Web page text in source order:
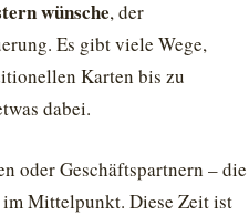
wünsche, der
Es gibt viele Wege,
Karten bis zu
dabei.
oder Geschäftspartnern – die
Mittelpunkt. Diese Zeit ist